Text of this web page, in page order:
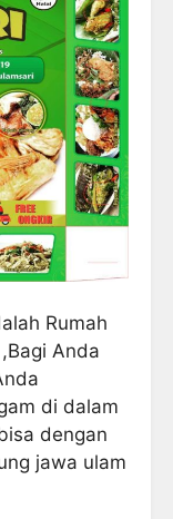
Rumah
Anda
di dalam
dengan
jawa ulam